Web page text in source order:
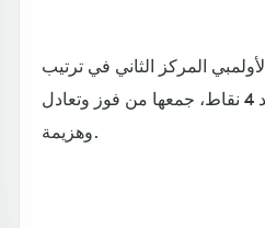
المركز الثاني في ترتيب
المجموعة الثالثة برصيد 4 نقاط، جمعها من فوز وتعادل
وهزيمة.